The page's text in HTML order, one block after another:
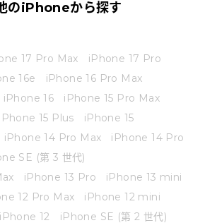
のiPhoneから探す
17 Pro Max
iPhone 17 Pro
16e
iPhone 16 Pro Max
iPhone 16
iPhone 15 Pro Max
iPhone 15 Plus
iPhone 15
iPhone 14 Pro Max
iPhone 14 Pro
SE (第 3 世代)
iPhone 13 Pro
iPhone 13 mini
12 Pro Max
iPhone 12 mini
iPhone 12
iPhone SE (第 2 世代)